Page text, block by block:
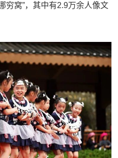
穷窝”，其中有2.9万余人像文